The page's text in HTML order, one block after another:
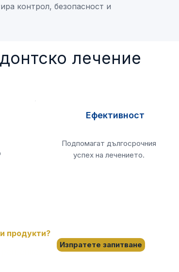
контрол, безопасност и
лечение
Ефективност
Подпомагат дългосрочния
успех на лечението.
продукти?
Изпратете запитване